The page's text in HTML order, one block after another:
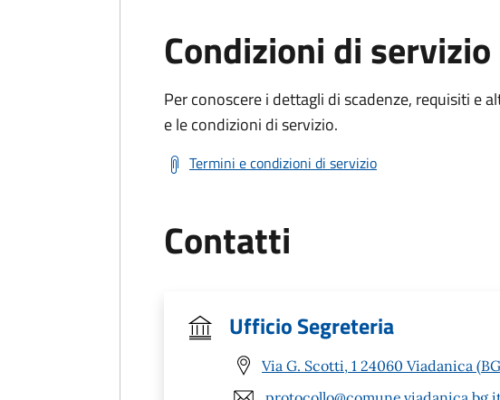
Condizioni di servizio
Per conoscere i dettagli di scadenze, requisiti e
e le condizioni di servizio.
Termini e condizioni di servizio
Contatti
Ufficio Segreteria
Via G. Scotti, 1 24060 Viadanica